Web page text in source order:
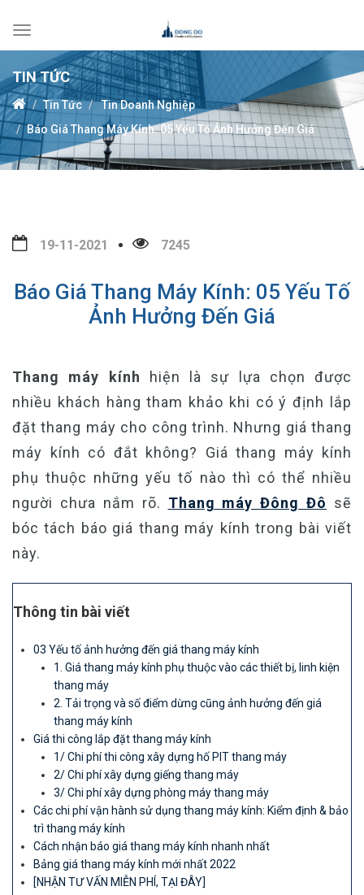
Toggle
navigation
TIN TỨC
Tin Tức
Tin Doanh Nghiệp
Báo Giá Thang Máy Kính: 05 Yếu Tố Ảnh Hưởng Đến Giá
19-11-2021 7245
Báo Giá Thang Máy Kính: 05 Yếu Tố
Ảnh Hưởng Đến Giá
Thang máy kính hiện là sự lựa chọn được
nhiều khách hàng tham khảo khi có ý định lắp
đặt thang máy cho công trình. Nhưng giá thang
máy kính có đắt không? Giá thang máy kính
phụ thuộc những yếu tố nào thì có thể nhiều
người chưa nắm rõ. Thang máy Đông Đô sẽ
bóc tách báo giá thang máy kính trong bài viết
này.
Thông tin bài viết
03 Yếu tố ảnh hưởng đến giá thang máy kính
1. Giá thang máy kính phụ thuộc vào các thiết bị, linh kiện
thang máy
2. Tải trọng và số điểm dừng cũng ảnh hưởng đến giá
thang máy kính
Giá thi công lắp đặt thang máy kính
1/ Chi phí thi công xây dựng hố PIT thang máy
2/ Chi phí xây dựng giếng thang máy
3/ Chi phí xây dựng phòng máy thang máy
Các chi phí vận hành sử dụng thang máy kính: Kiểm định & bảo
trì thang máy kính
Cách nhận báo giá thang máy kính nhanh nhất
Bảng giá thang máy kính mới nhất 2022
[NHẬN TƯ VẤN MIỄN PHÍ, TẠI ĐÂY]